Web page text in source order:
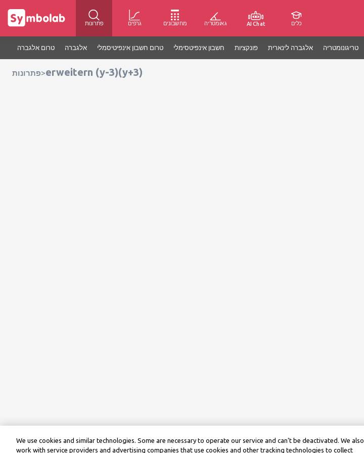
פתרונות גרפים מחשבונים גאומטריה AI Chat כלים
טרום אלגברה אלגברה טרום חשבון אינפיטיסמלי חשבון אינפיטסימלי פונקציות אלגברה לינארית טריגונומטריה
פתרונות>erweitern (y-3)(y+3)
We use cookies and similar technologies. Some are necessary to operate our service and can’t be deactivated. We also
work with service providers and advertising companies that use cookies and other tracking technologies to collect